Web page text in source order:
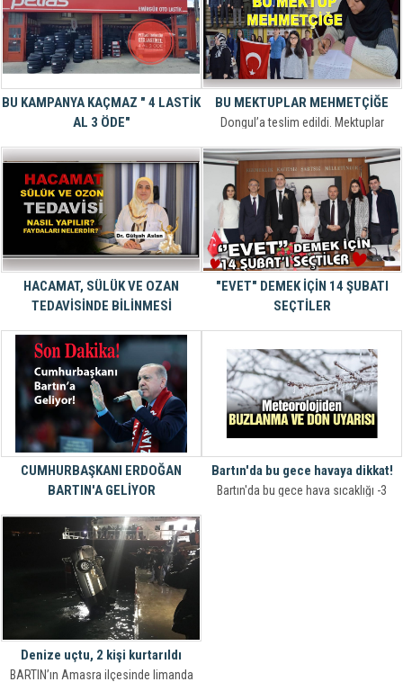
maddelerin satışının yasaklanması
hakkında karar aldı.
BU KAMPANYA KAÇMAZ " 4 LASTİK
AL 3 ÖDE"
BU MEKTUPLAR MEHMETÇİĞE
Dongul’a teslim edildi. Mektuplar
üzere postalanacak.
HACAMAT, SÜLÜK VE OZAN
TEDAVİSİNDE BİLİNMESİ
Konuyu bir bilene soralım ve
okurlarımızı bilgilendirelim dediğimiz
noktada da karşımıza Bartın’da bu
tedavileri uygulayan başarılı bir doktor
olan Gülşah Aslan çıktı. Kendisine bu
tedavi yöntemleri ile ilgili olarak
akıllardaki neredeyse tüm soruları sor
"EVET" DEMEK İÇİN 14 ŞUBATI
SEÇTİLER
CUMHURBAŞKANI ERDOĞAN
BARTIN'A GELİYOR
Cumhurbaşkanı Erdoğan'ın programı
netleşti. AK Parti İl Teşkilatı tarafından
Cumhurbaşkanı Recep Tayyip
Erdoğan'ın 4 Mart Pazartesi Günü
Cumhuriyet Meydanı'nda miting
düzenleyeceği açıklandı.
Bartın'da bu gece havaya dikkat!
Bartın'da bu gece hava sıcaklığı -3
Denize uçtu, 2 kişi kurtarıldı
BARTIN’ın Amasra ilçesinde limanda